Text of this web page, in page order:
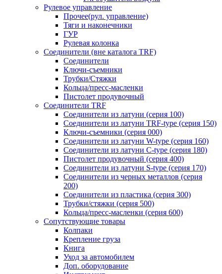
Рулевое управление
Прочее(рул. управление)
Тяги и наконечники
ГУР
Рулевая колонка
Соединители (вне каталога TRF)
Соединители
Ключи-cъемники
Трубки/Стяжки
Кольца/пресс-масленки
Пистолет продувочный
Соединители TRF
Соединители из латуни (серия 100)
Соединители из латуни TRF-type (серия 150)
Ключи-съемники (серия 000)
Соединители из латуни W-type (серия 160)
Соединители из латуни С-type (серия 180)
Пистолет продувочный (серия 400)
Соединители из латуни S-type (серия 170)
Соединители из черных металлов (серия
200)
Соединители из пластика (серия 300)
Трубки/стяжки (серия 500)
Кольца/пресс-масленки (серия 600)
Сопутствующие товары
Колпаки
Крепление груза
Книга
Уход за автомобилем
Доп. оборудование